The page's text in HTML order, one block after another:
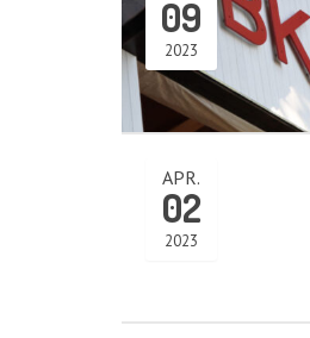
09
2023
APR.
02
2023
Suchen
nach:
AKTUELLE BILDER